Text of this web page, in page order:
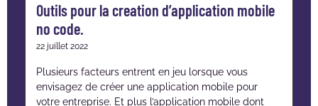
Outils pour la creation d’application mobile
no code.
22 juillet 2022
Plusieurs facteurs entrent en jeu lorsque vous
envisagez de créer une application mobile pour
votre entreprise. Et plus l’application mobile dont